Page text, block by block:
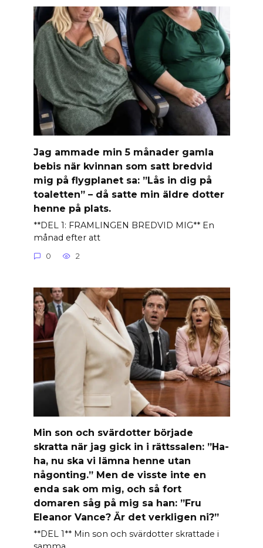
Jag ammade min 5 månader gamla
bebis när kvinnan som satt bredvid
mig på flygplanet sa: ”Lås in dig på
toaletten” – då satte min äldre dotter
henne på plats.
**DEL 1: FRAMLINGEN BREDVID MIG** En
månad efter att
0 2
Min son och svärdotter började
skratta när jag gick in i rättssalen: ”Ha-
ha, nu ska vi lämna henne utan
någonting.” Men de visste inte en
enda sak om mig, och så fort
domaren såg på mig sa han: ”Fru
Eleanor Vance? Är det verkligen ni?”
**DEL 1** Min son och svärdotter skrattade i